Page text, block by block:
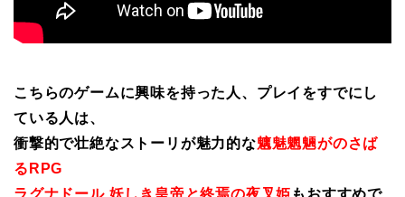
こちらのゲームに興味を持った人、プレイをすでにし
ている人は、
衝撃的で壮絶なストーリが魅力的な魑魅魍魎がのさば
るRPG